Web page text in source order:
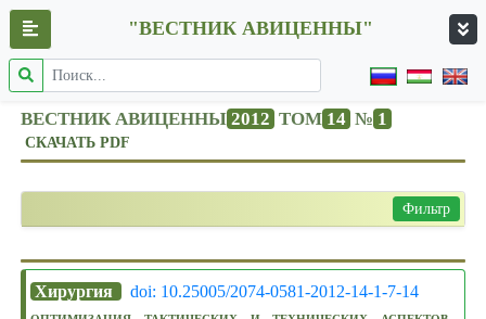
"ВЕСТНИК АВИЦЕННЫ"
ВЕСТНИК АВИЦЕННЫ 2012 ТОМ 14 № 1
СКАЧАТЬ PDF
Фильтр
Хирургия doi: 10.25005/2074-0581-2012-14-1-7-14